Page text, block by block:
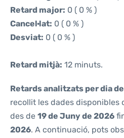
Retard major: 0 ( 0 % )
Cancel·lat: 0 ( 0 % )
Desviat: 0 ( 0 % )
Retard mitjà: 12 minuts.
Retards analitzats per dia
recollit les dades disponibles
des de 19 de Juny de 2026
2026. A continuació, pots